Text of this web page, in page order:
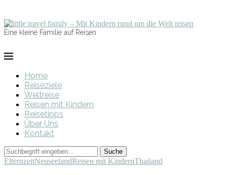
Eine kleine Familie auf Reisen
Home
Reiseziele
Weltreise
Reisen mit Kindern
Reisetipps
Über Uns
Kontakt
ElternzeitNeuseelandReisen mit KindernThailand